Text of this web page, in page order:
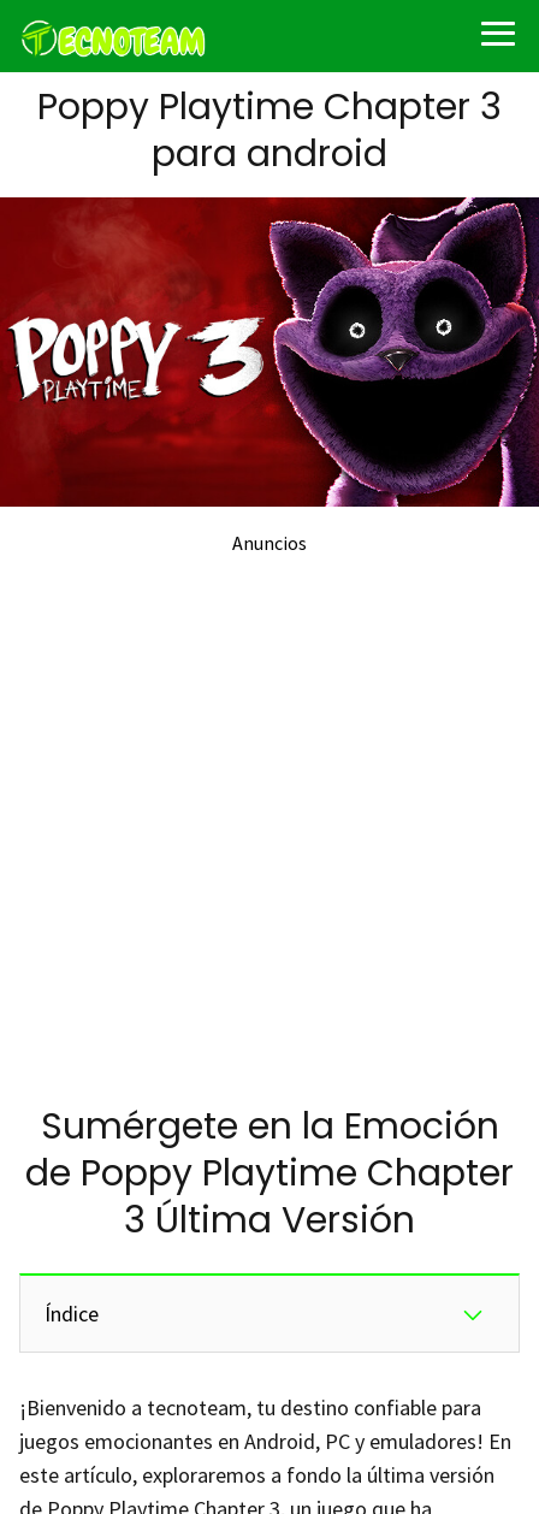
Poppy Playtime Chapter 3
para android
Anuncios
Sumérgete en la Emoción
de Poppy Playtime Chapter
3 Última Versión
Índice
¡Bienvenido a tecnoteam, tu destino confiable para
juegos emocionantes en Android, PC y emuladores! En
este artículo, exploraremos a fondo la última versión
de Poppy Playtime Chapter 3, un juego que ha